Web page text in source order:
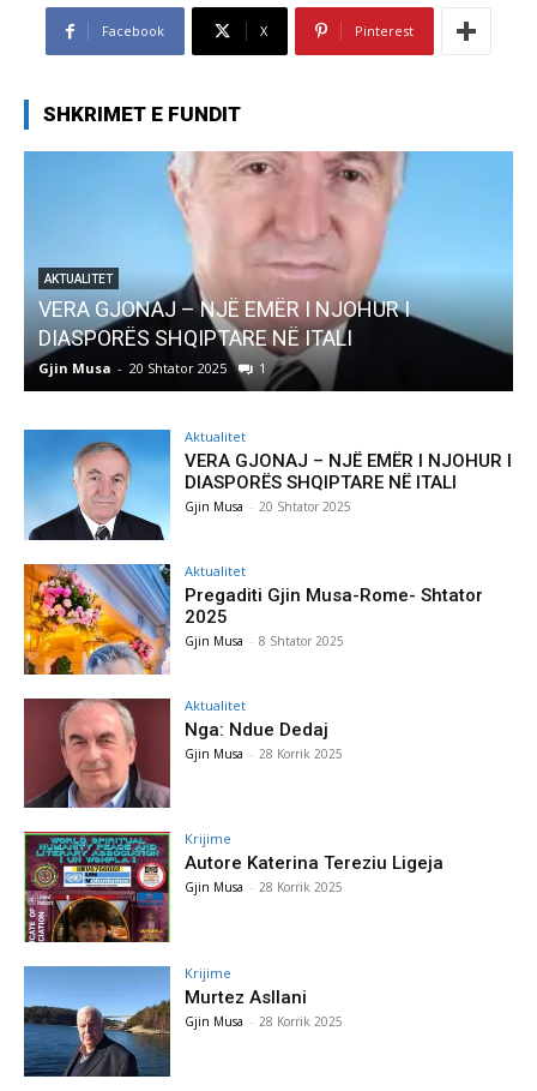
Facebook X Pinterest
SHKRIMET E FUNDIT
AKTUALITET
Pregaditi Gjin Musa-Rome- Shtator 2025
Gjin Musa 8 Shtator 2025 0
Aktualitet
VERA GJONAJ – NJË EMËR I NJOHUR I
DIASPORËS SHQIPTARE NË ITALI
Gjin Musa - 20 Shtator 2025
Aktualitet
Pregaditi Gjin Musa-Rome- Shtator
2025
Gjin Musa - 8 Shtator 2025
Aktualitet
Nga: Ndue Dedaj
Gjin Musa - 28 Korrik 2025
Krijime
Autore Katerina Tereziu Ligeja
Gjin Musa - 28 Korrik 2025
Krijime
Murtez Asllani
Gjin Musa - 28 Korrik 2025